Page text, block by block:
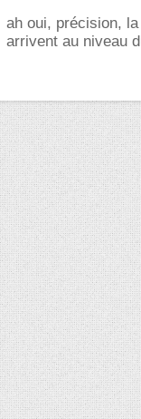
ah oui, précision,
arrivent au niveau